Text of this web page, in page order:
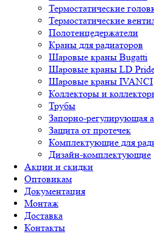
Термостатические
Термостатические
Полотенцедержатели
Краны для радиаторов
Шаровые краны Bugatti
Шаровые краны LD
Шаровые краны IVANCI
Коллекторы и
Трубы
Запорно-регулирующая
Защита от протечек
Комплектующие для
Дизайн-комплектующие
Акции и скидки
Оптовикам
Документация
Монтаж
Доставка
Контакты